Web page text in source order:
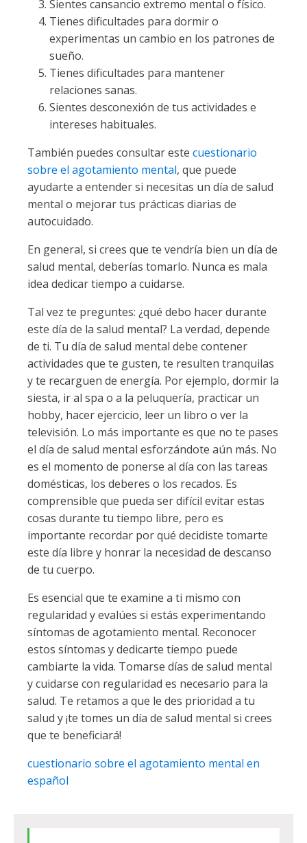
Sientes cansancio extremo mental o físico.
Tienes dificultades para dormir o
experimentas un cambio en los patrones de
sueño.
Tienes dificultades para mantener
relaciones sanas.
Sientes desconexión de tus actividades e
intereses habituales.
También puedes consultar este cuestionario
sobre el agotamiento mental, que puede
ayudarte a entender si necesitas un día de salud
mental o mejorar tus prácticas diarias de
autocuidado.
En general, si crees que te vendría bien un día de
salud mental, deberías tomarlo. Nunca es mala
idea dedicar tiempo a cuidarse.
Tal vez te preguntes: ¿qué debo hacer durante
este día de la salud mental? La verdad, depende
de ti. Tu día de salud mental debe contener
actividades que te gusten, te resulten tranquilas
y te recarguen de energía. Por ejemplo, dormir la
siesta, ir al spa o a la peluquería, practicar un
hobby, hacer ejercicio, leer un libro o ver la
televisión. Lo más importante es que no te pases
el día de salud mental esforzándote aún más. No
es el momento de ponerse al día con las tareas
domésticas, los deberes o los recados. Es
comprensible que pueda ser difícil evitar estas
cosas durante tu tiempo libre, pero es
importante recordar por qué decidiste tomarte
este día libre y honrar la necesidad de descanso
de tu cuerpo.
Es esencial que te examine a ti mismo con
regularidad y evalúes si estás experimentando
síntomas de agotamiento mental. Reconocer
estos síntomas y dedicarte tiempo puede
cambiarte la vida. Tomarse días de salud mental
y cuidarse con regularidad es necesario para la
salud. Te retamos a que le des prioridad a tu
salud y ¡te tomes un día de salud mental si crees
que te beneficiará!
cuestionario sobre el agotamiento mental en
español